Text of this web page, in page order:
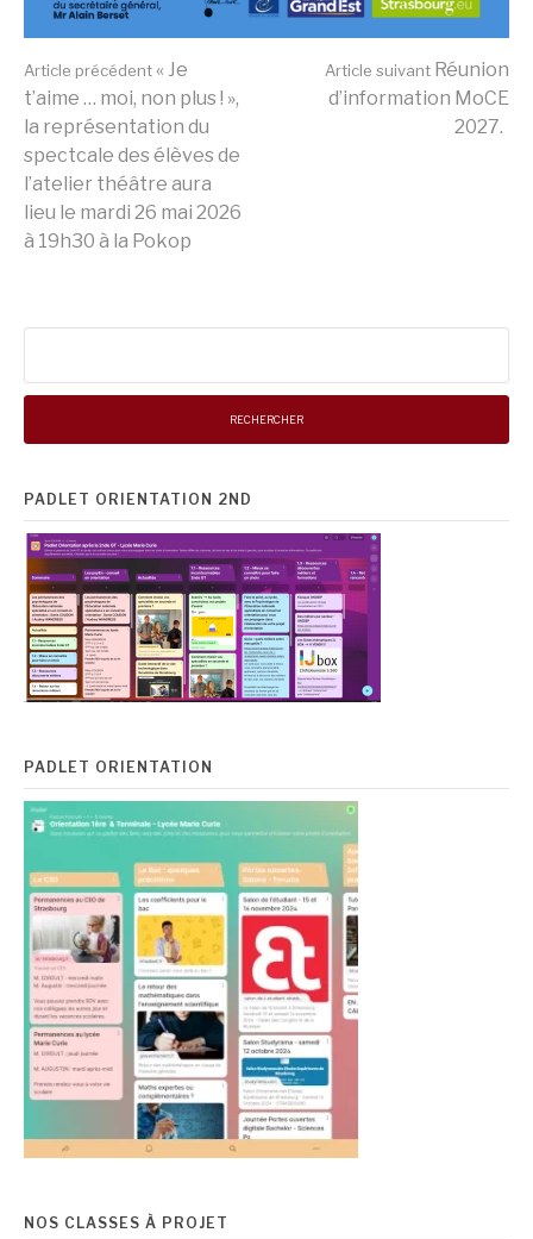
Lire
la
suite
Article précédent « Je
t’aime … moi, non plus ! »,
la représentation du
spectcale des élèves de
l’atelier théâtre aura
lieu le mardi 26 mai 2026
à 19h30 à la Pokop
Article suivant Réunion
d’information MoCE
2027.
PADLET ORIENTATION 2ND
PADLET ORIENTATION
NOS CLASSES À PROJET